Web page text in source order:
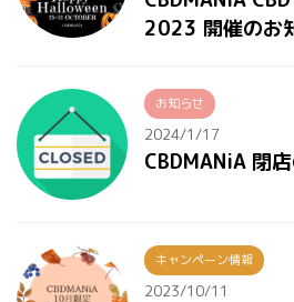
2023 開催のお
お知らせ
2024/1/17
CBDMANiA 閉
キャンペーン情報
2023/10/11